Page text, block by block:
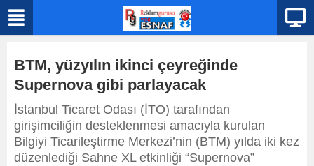
BTM, yüzyılın ikinci çeyreğinde
Supernova gibi parlayacak
İstanbul Ticaret Odası (İTO) tarafından
girişimciliğin desteklenmesi amacıyla kurulan
Bilgiyi Ticarileştirme Merkezi’nin (BTM) yılda iki kez
düzenlediği Sahne XL etkinliği “Supernova”